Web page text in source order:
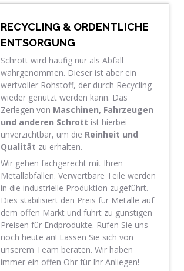
RECYCLING & ORDENTLICHE
ENTSORGUNG
Schrott wird häufig nur als Abfall
wahrgenommen. Dieser ist aber ein
wertvoller Rohstoff, der durch Recycling
wieder genutzt werden kann. Das
Zerlegen von Maschinen, Fahrzeugen
und anderen Schrott ist hierbei
unverzichtbar, um die Reinheit und
Qualität zu erhalten.
Wir gehen fachgerecht mit Ihren
Metallabfällen. Verwertbare Teile werden
in die industrielle Produktion zugeführt.
Dies stabilisiert den Preis für Metalle auf
dem offen Markt und führt zu günstigen
Preisen für Endprodukte. Rufen Sie uns
noch heute an! Lassen Sie sich von
unserem Team beraten. Wir haben
immer ein offen Ohr für Ihr Anliegen!